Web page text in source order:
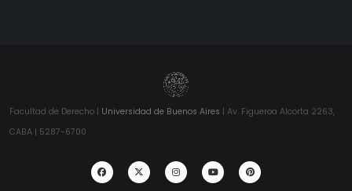
Facultad de Derecho | Universidad de Buenos Aires | Av. Figueroa Alcorta 2263,
CABA | 5287-6700